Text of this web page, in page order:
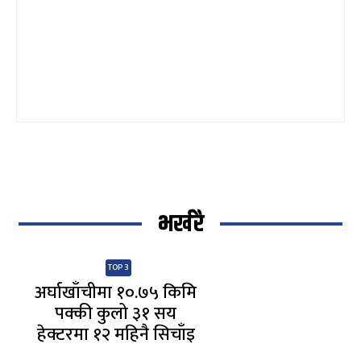
भर्खरै
TOP 3
अर्घाखाँचीमा १०.७५ किमि
पक्की कुलो ३१ सय
हेक्टरमा १२ महिनै सिचाँइ